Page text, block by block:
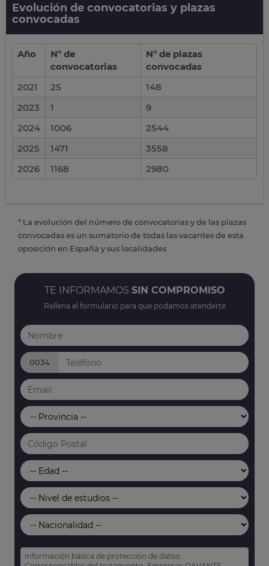
Evolución de convocatorias y plazas
convocadas
Año
Nº de
convocatorias
Nº de plazas
convocadas
2021
25
148
2023
1
9
2024
1006
2544
2025
1471
3558
2026
1168 2980
* La evolución del número de convocatorias y de las plazas
convocadas es un sumatorio de todas las vacantes de esta
oposición en España y sus localidades
TE INFORMAMOS SIN COMPROMISO
Rellena el formulario para que podamos atenderte
0034
Información básica de protección de datos: